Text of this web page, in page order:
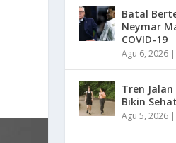
Batal
Neymar
COVID-19
Agu 6, 2026 |
Tren Jalan
Bikin
Agu 5, 2026 |